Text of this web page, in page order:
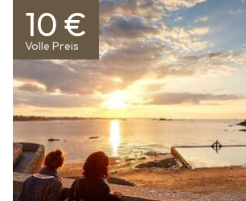
10 €
Volle Preis